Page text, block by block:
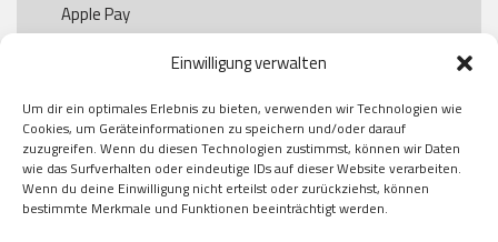
Einwilligung verwalten
Um dir ein optimales Erlebnis zu bieten, verwenden wir Technologien wie
Cookies, um Geräteinformationen zu speichern und/oder darauf
zuzugreifen. Wenn du diesen Technologien zustimmst, können wir Daten
wie das Surfverhalten oder eindeutige IDs auf dieser Website verarbeiten.
Wenn du deine Einwilligung nicht erteilst oder zurückziehst, können
bestimmte Merkmale und Funktionen beeinträchtigt werden.
Apple Pay
Paypal
Kauf auf Rechung
Klarna
American Express